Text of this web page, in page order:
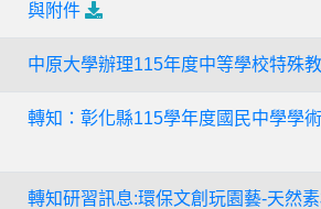
與附件
中原大學辦理115年度中等學校特殊
轉知：彰化縣115學年度國民中學學
轉知研習訊息:環保文創玩園藝-天然